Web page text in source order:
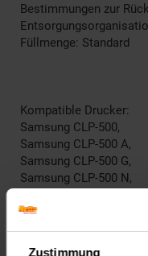
Zustimmung
Bestimmungen zur
Füllmenge: Standard
Kompatible Drucker:
Samsung CLP-500,
Samsung CLP-500 A,
Samsung CLP-500 G,
Samsung CLP-500 N,
Samsung CLP-500 R,
Samsung CLP-500
Samsung CLP-550,